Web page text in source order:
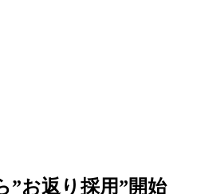
”お返り採用”開始